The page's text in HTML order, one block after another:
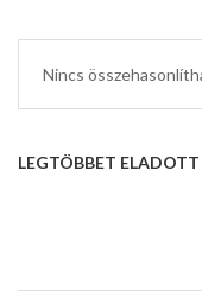
Nincs
LEGTÖBBET ELADOTT